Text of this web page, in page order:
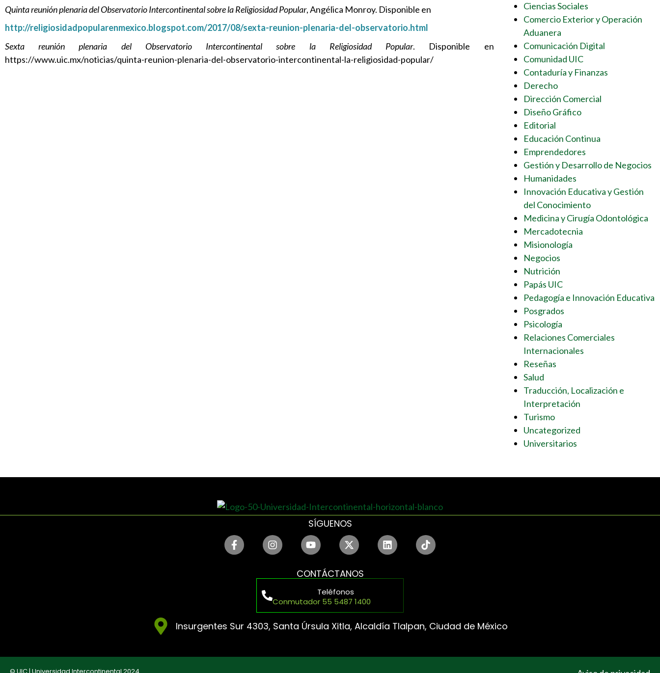
Quinta reunión plenaria del Observatorio Intercontinental sobre la Religiosidad Popular, Angélica Monroy. Disponible en
http://religiosidadpopularenmexico.blogspot.com/2017/08/sexta-reunion-plenaria-del-observatorio.html
Sexta reunión plenaria del Observatorio Intercontinental sobre la Religiosidad Popular. Disponible en
https://www.uic.mx/noticias/quinta-reunion-plenaria-del-observatorio-intercontinental-la-religiosidad-popular/
Ciencias Sociales
Comercio Exterior y Operación
Aduanera
Comunicación Digital
Comunidad UIC
Contaduría y Finanzas
Derecho
Dirección Comercial
Diseño Gráfico
Editorial
Educación Continua
Emprendedores
Gestión y Desarrollo de Negocios
Humanidades
Innovación Educativa y Gestión
del Conocimiento
Medicina y Cirugía Odontológica
Mercadotecnia
Misionología
Negocios
Nutrición
Papás UIC
Pedagogía e Innovación Educativa
Posgrados
Psicología
Relaciones Comerciales
Internacionales
Reseñas
Salud
Traducción, Localización e
Interpretación
Turismo
Uncategorized
Universitarios
SÍGUENOS
CONTÁCTANOS
Teléfonos
Conmutador 55 5487 1400
Insurgentes Sur 4303, Santa Úrsula Xitla, Alcaldía Tlalpan, Ciudad de México